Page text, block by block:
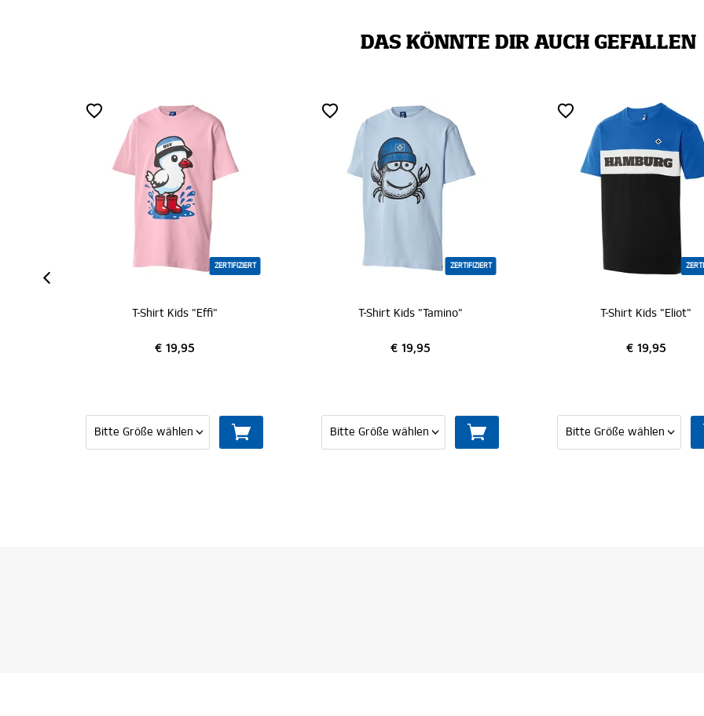
DAS KÖNNTE DIR AUCH GEFALLEN
ZERTIFIZIERT
T-Shirt Kids "Effi"
€ 19,95
ZERTIFIZIERT
T-Shirt Kids "Tamino"
€ 19,95
ZERTIFIZIERT
T-Shirt Kids "Eliot"
€ 19,95